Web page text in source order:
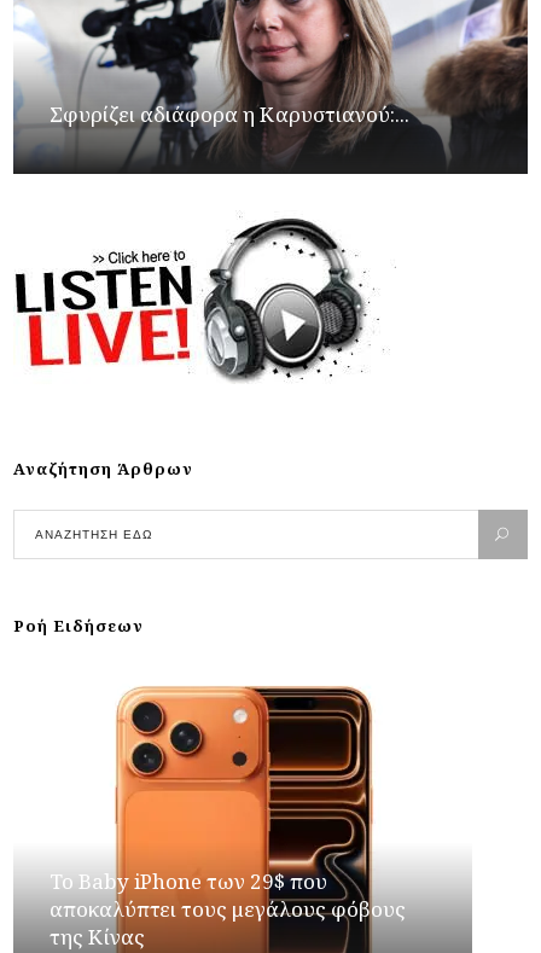
Σφυρίζει αδιάφορα η Καρυστιανού:...
Αναζήτηση Άρθρων
Ροή Ειδήσεων
Το Baby iPhone των 29$ που
αποκαλύπτει τους μεγάλους φόβους
της Κίνας